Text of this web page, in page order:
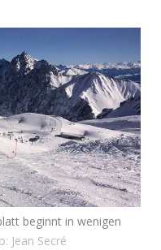
beginnt in wenigen
Jean Secré